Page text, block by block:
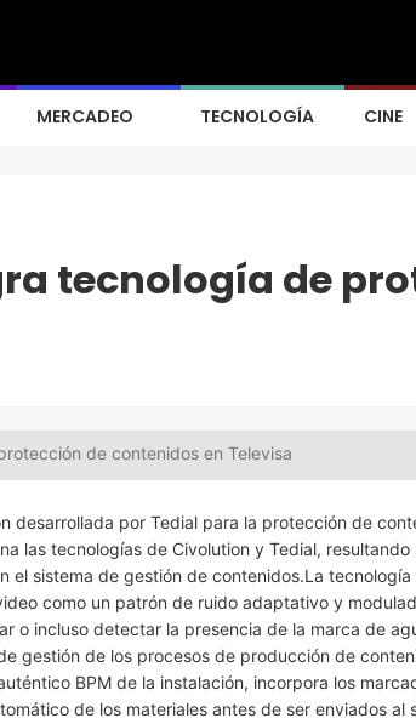
MERCADEO TECNOLOGÍA CINE
tecnología de
de contenidos en Televisa
desarrollada por Tedial para la protección de
las tecnologías de Civolution y Tedial,
el sistema de gestión de contenidos.La
como un patrón de ruido adaptativo y
o incluso detectar la presencia de la marca de
gestión de los procesos de producción de
BPM de la instalación, incorpora los
de los materiales antes de ser enviados al